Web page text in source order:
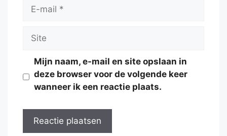
Site
Mijn naam, e-mail en site opslaan in
deze browser voor de volgende keer
wanneer ik een reactie plaats.